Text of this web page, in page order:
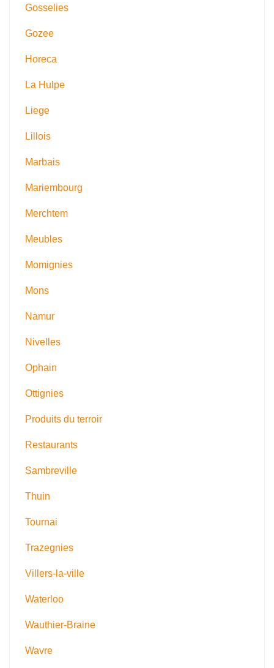
Gosselies
Gozee
Horeca
La Hulpe
Liege
Lillois
Marbais
Mariembourg
Merchtem
Meubles
Momignies
Mons
Namur
Nivelles
Ophain
Ottignies
Produits du terroir
Restaurants
Sambreville
Thuin
Tournai
Trazegnies
Villers-la-ville
Waterloo
Wauthier-Braine
Wavre